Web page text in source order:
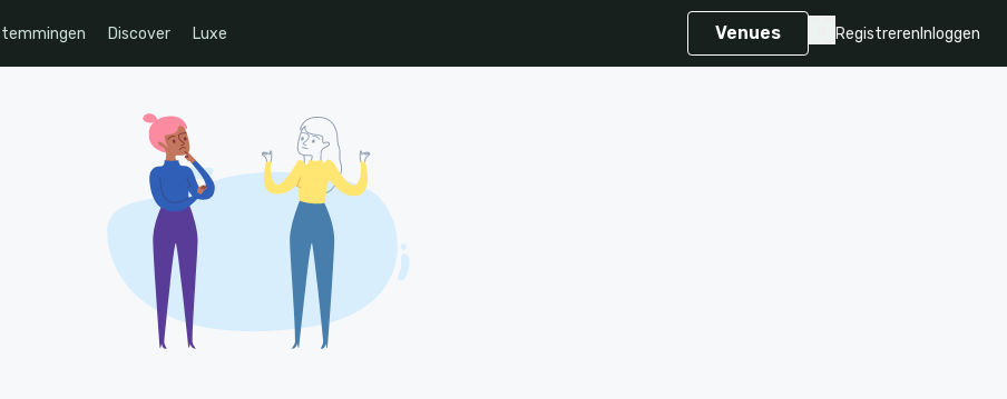
Discover Luxe Venues Registreren Inloggen